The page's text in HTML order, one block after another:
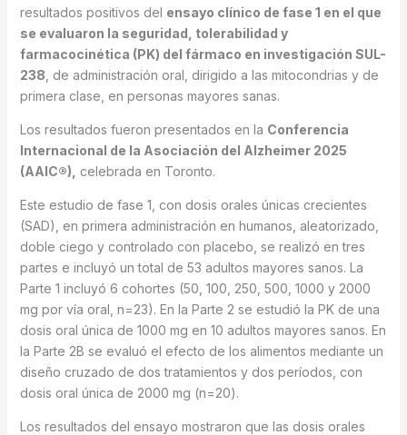
resultados positivos del ensayo clínico de fase 1 en el que
se evaluaron la seguridad, tolerabilidad y
farmacocinética (PK) del fármaco en investigación SUL-
238 , de administración oral, dirigido a las mitocondrias y de
primera clase, en personas mayores sanas.
Los resultados fueron presentados en la Conferencia
Internacional de la Asociación del Alzheimer 2025
(AAIC®),
celebrada en Toronto.
Este estudio de fase 1, con dosis orales únicas crecientes
(SAD), en primera administración en humanos, aleatorizado,
doble ciego y controlado con placebo, se realizó en tres
partes e incluyó un total de 53 adultos mayores sanos. La
Parte 1 incluyó 6 cohortes (50, 100, 250, 500, 1000 y 2000
mg por vía oral, n=23). En la Parte 2 se estudió la PK de una
dosis oral única de 1000 mg en 10 adultos mayores sanos. En
la Parte 2B se evaluó el efecto de los alimentos mediante un
diseño cruzado de dos tratamientos y dos períodos, con
dosis oral única de 2000 mg (n=20).
Los resultados del ensayo mostraron que las dosis orales